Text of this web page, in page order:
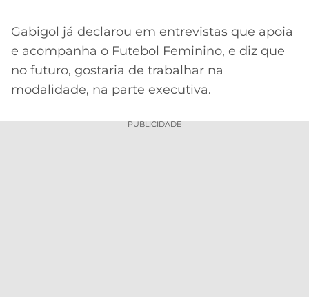
Gabigol já declarou em entrevistas que apoia
e acompanha o Futebol Feminino, e diz que
no futuro, gostaria de trabalhar na
modalidade, na parte executiva.
PUBLICIDADE